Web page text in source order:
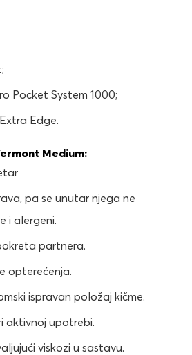
Pocket System 1000;
Edge.
Medium:
pa se unutar njega ne
i alergeni.
partnera.
opterećenja.
ispravan položaj kičme.
aktivnoj upotrebi.
viskozi u sastavu.